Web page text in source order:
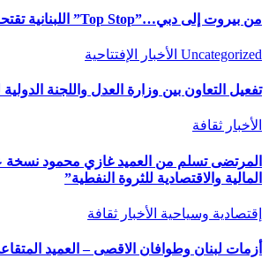
من بيروت إلى دبي…”Top Stop” اللبنانية تقتحم المعارض الدولية
Uncategorized الأخبار الإفتتاحية
تفعيل التعاون بين وزارة العدل واللجنة
الأخبار ثقافة
المرتضى تسلم من العميد غازي محمود نسخة
المالية والاقتصادية للثروة النفطية”
إقتصادية وسياحية الأخبار ثقافة
أزمات لبنان وطوافان الاقصى – العميد